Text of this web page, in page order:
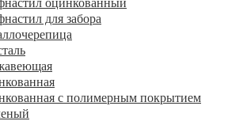
для забора
с полимерным покрытием